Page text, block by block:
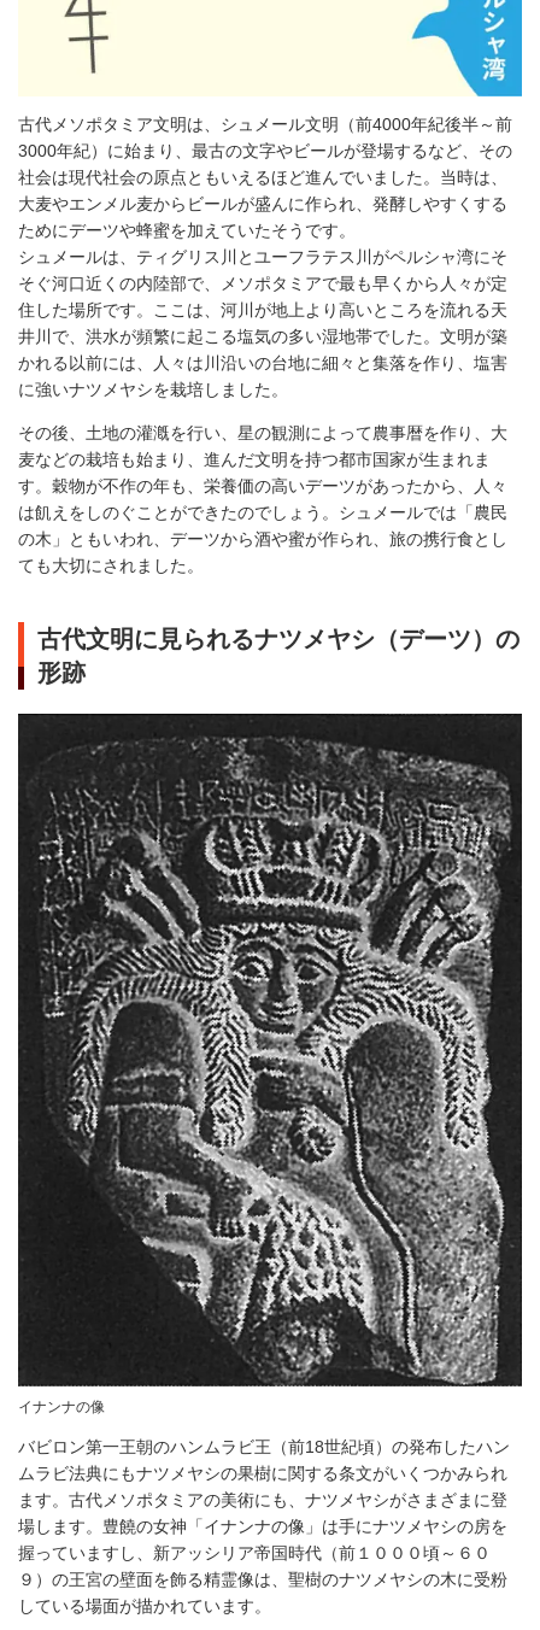
古代メソポタミア文明は、シュメール文明（前4000年紀後半～前
3000年紀）に始まり、最古の文字やビールが登場するなど、その
社会は現代社会の原点ともいえるほど進んでいました。当時は、
大麦やエンメル麦からビールが盛んに作られ、発酵しやすくする
ためにデーツや蜂蜜を加えていたそうです。
シュメールは、ティグリス川とユーフラテス川がペルシャ湾にそ
そぐ河口近くの内陸部で、メソポタミアで最も早くから人々が定
住した場所です。ここは、河川が地上より高いところを流れる天
井川で、洪水が頻繁に起こる塩気の多い湿地帯でした。文明が築
かれる以前には、人々は川沿いの台地に細々と集落を作り、塩害
に強いナツメヤシを栽培しました。
その後、土地の灌漑を行い、星の観測によって農事暦を作り、大
麦などの栽培も始まり、進んだ文明を持つ都市国家が生まれま
す。穀物が不作の年も、栄養価の高いデーツがあったから、人々
は飢えをしのぐことができたのでしょう。シュメールでは「農民
の木」ともいわれ、デーツから酒や蜜が作られ、旅の携行食とし
ても大切にされました。
古代文明に見られるナツメヤシ（デーツ）の
形跡
イナンナの像
バビロン第一王朝のハンムラビ王（前18世紀頃）の発布したハン
ムラビ法典にもナツメヤシの果樹に関する条文がいくつかみられ
ます。古代メソポタミアの美術にも、ナツメヤシがさまざまに登
場します。豊饒の女神「イナンナの像」は手にナツメヤシの房を
握っていますし、新アッシリア帝国時代（前１０００頃～６０
９）の王宮の壁面を飾る精霊像は、聖樹のナツメヤシの木に受粉
している場面が描かれています。